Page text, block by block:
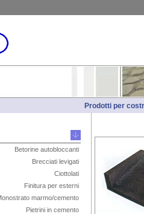
Prodotti per
Betorine autobloccanti
Brecciati levigati
Ciottolati
Finitura per esterni
marmo/cemento
Pietrini in cemento